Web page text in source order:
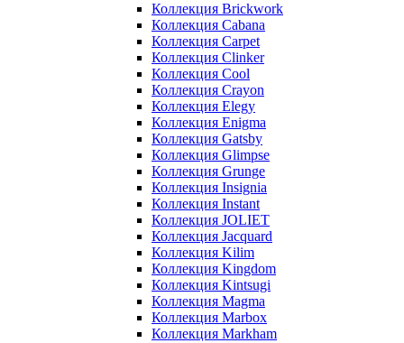
Коллекция Brickwork
Коллекция Cabana
Коллекция Carpet
Коллекция Clinker
Коллекция Cool
Коллекция Crayon
Коллекция Elegy
Коллекция Enigma
Коллекция Gatsby
Коллекция Glimpse
Коллекция Grunge
Коллекция Insignia
Коллекция Instant
Коллекция JOLIET
Коллекция Jacquard
Коллекция Kilim
Коллекция Kingdom
Коллекция Kintsugi
Коллекция Magma
Коллекция Marbox
Коллекция Markham